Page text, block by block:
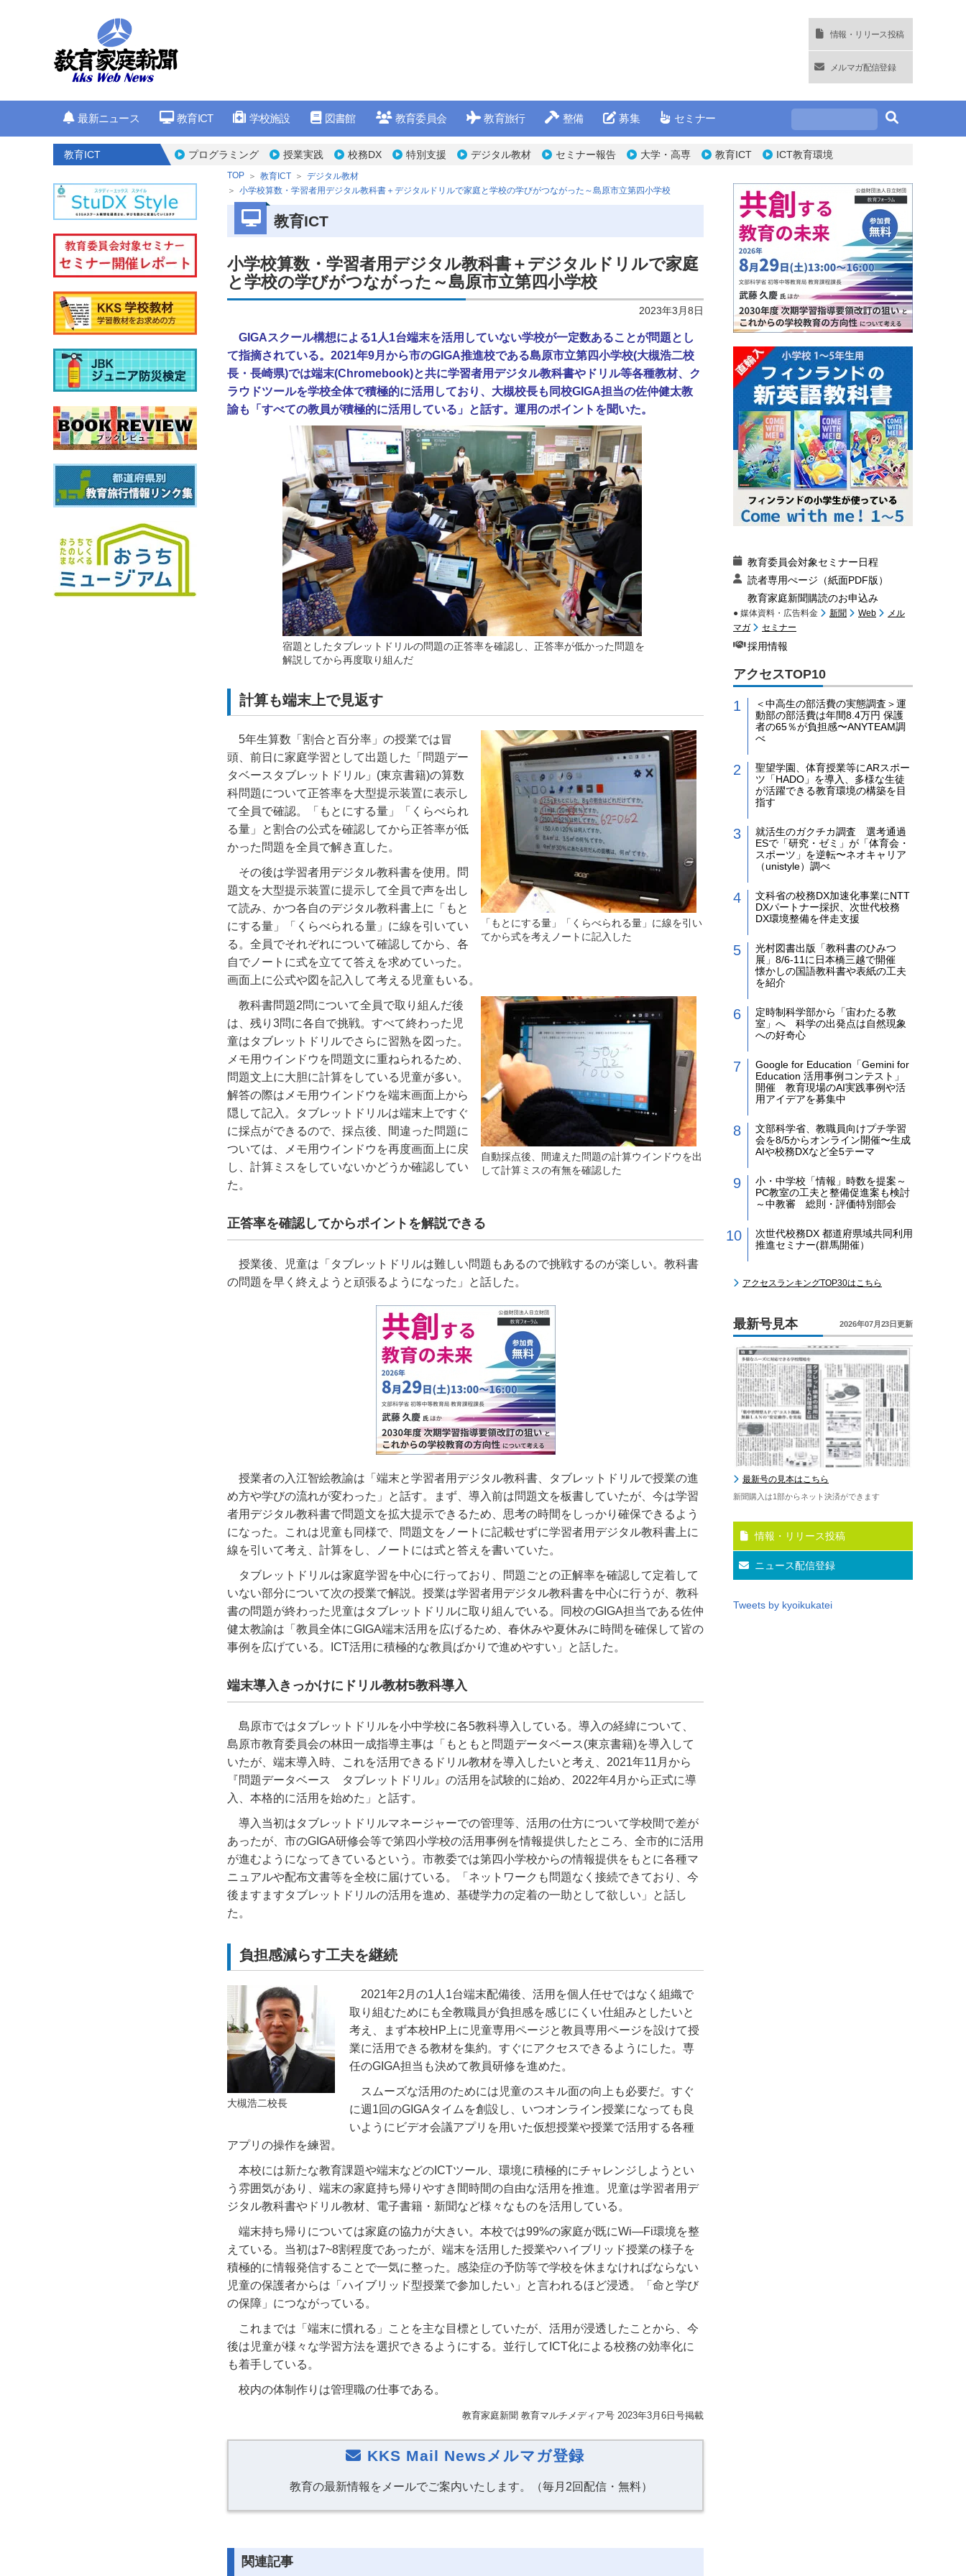
情報・リリース投稿
メルマガ配信登録
最新ニュース 教育ICT 学校施設 図書館 教育委員会 教育旅行 整備 募集 セミナー
教育ICT プログラミング 授業実践 校務DX 特別支援 デジタル教材 セミナー報告 大学・高専 教育ICT ICT教育環境
TOP 教育ICT
デジタル教材
小学校算数・学習者用デジタル教科書＋デジタルドリルで家庭と学校の学びがつながった～島原市立第四小学校
教育ICT
小学校算数・学習者用デジタル教科書＋デジタルドリルで家庭
と学校の学びがつながった～島原市立第四小学校
2023年3月8日
GIGAスクール構想による1人1台端末を活用していない学校が一定数あることが問題とし
て指摘されている。2021年9月から市のGIGA推進校である島原市立第四小学校(大槻浩二校
長・長崎県)では端末(Chromebook)と共に学習者用デジタル教科書やドリル等各種教材、ク
ラウドツールを学校全体で積極的に活用しており、大槻校長も同校GIGA担当の佐仲健太教
諭も「すべての教員が積極的に活用している」と話す。運用のポイントを聞いた。
宿題としたタブレットドリルの問題の正答率を確認し、正答率が低かった問題を
解説してから再度取り組んだ
計算も端末上で見返す
「もとにする量」「くらべられる量」に線を引い
てから式を考えノートに記入した
5年生算数「割合と百分率」の授業では冒
頭、前日に家庭学習として出題した「問題デー
タベースタブレットドリル」 (東京書籍)の算数
科問題について正答率を大型提示装置に表示し
て全員で確認。「もとにする量」「くらべられ
る量」と割合の公式を確認してから正答率が低
かった問題を全員で解き直した。
その後は学習者用デジタル教科書を使用。問
題文を大型提示装置に提示して全員で声を出し
て読み、かつ各自のデジタル教科書上に「もと
にする量」「くらべられる量」に線を引いてい
る。全員でそれぞれについて確認してから、各
自でノートに式を立てて答えを求めていった。
画面上に公式や図を記入して考える児童もいる。
自動採点後、間違えた問題の計算ウインドウを出
して計算ミスの有無を確認した
教科書問題2問について全員で取り組んだ後
は、残り 3問に各自で挑戦。すべて終わった児
童はタブレットドリルでさらに習熟を図った。
メモ用ウインドウを問題文に重ねられるため、
問題文上に大胆に計算をしている児童が多い。
解答の際はメモ用ウインドウを端末画面上から
隠して記入。タブレットドリルは端末上ですぐ
に採点ができるので、採点後、間違った問題に
ついては、メモ用ウインドウを再度画面上に戻
し、計算ミスをしていないかどうか確認してい
た。
正答率を確認してからポイントを解説できる
授業後、児童は「タブレットドリルは難しい問題もあるので挑戦するのが楽しい。教科書
の問題を早く終えようと頑張るようになった」と話した。
授業者の入江智絵教諭は「端末と学習者用デジタル教科書、タブレットドリルで授業の進
め方や学びの流れが変わった」と話す。まず、導入前は問題文を板書していたが、今は学習
者用デジタル教科書で問題文を拡大提示できるため、思考の時間をしっかり確保できるよう
になった。これは児童も同様で、問題文をノートに記載せずに学習者用デジタル教科書上に
線を引いて考え、計算をし、ノートには式と答えを書いていた。
タブレットドリルは家庭学習を中心に行っており、問題ごとの正解率を確認して定着して
いない部分について次の授業で解説。授業は学習者用デジタル教科書を中心に行うが、教科
書の問題が終わった児童はタブレットドリルに取り組んでいる。同校のGIGA担当である佐仲
健太教諭は「教員全体にGIGA端末活用を広げるため、春休みや夏休みに時間を確保して皆の
事例を広げている。
ICT活用に積極的な教員ばかりで進めやすい」と話した。
端末導入きっかけにドリル教材5教科導入
島原市ではタブレットドリルを小中学校に各5教科導入している。導入の経緯について、
島原市教育委員会の林田一成指導主事は「もともと問題データベース(東京書籍)を導入して
いたが、端末導入時、これを活用できるドリル教材を導入したいと考え、 2021年11 月から
『問題データベース タブレットドリル』の活用を試験的に始め、 2022年4月から正式に導
入、本格的に活用を始めた」と話す。
導入当初はタブレットドリルマネージャーでの管理等、活用の仕方について学校間で差が
あったが、市のGIGA研修会等で第四小学校の活用事例を情報提供したところ、全市的に活用
が進むようになってきているという。市教委では第四小学校からの情報提供をもとに各種マ
ニュアルや配布文書等を全校に届けている。「ネットワークも問題なく接続できており、今
後ますますタブレットドリルの活用を進め、基礎学力の定着の一助として欲しい」と話し
た。
負担感減らす工夫を継続
大槻浩二校長
2021年2 月の1 人 1台端末配備後、活用を個人任せではなく組織で
取り組むためにも全教職員が負担感を感じにくい仕組みとしたいと
考え、まず本校HP 上に児童専用ページと教員専用ページを設けて授
業に活用できる教材を集約。すぐにアクセスできるようにした。専
任のGIGA担当も決めて教員研修を進めた。
スムーズな活用のためには児童のスキル面の向上も必要だ。すぐ
に週 1回のGIGAタイムを創設し、いつオンライン授業になっても良
いようにビデオ会議アプリを用いた仮想授業や授業で活用する各種
アプリの操作を練習。
本校には新たな教育課題や端末などの ICTツール、環境に積極的にチャレンジしようとい
う雰囲気があり、端末の家庭持ち帰りやすき間時間の自由な活用を推進。児童は学習者用デ
ジタル教科書やドリル教材、電子書籍・新聞など様々なものを活用している。
端末持ち帰りについては家庭の協力が大きい。本校では99%の家庭が既にWi―Fi環境を整
えている。当初は7~8割程度であったが、端末を活用した授業やハイブリッド授業の様子を
積極的に情報発信することで一気に整った。感染症の予防等で学校を休まなければならない
児童の保護者からは「ハイブリッド型授業で参加したい」と言われるほど浸透。「命と学び
の保障」につながっている。
これまでは「端末に慣れる」ことを主な目標としていたが、活用が浸透したことから、今
後は児童が様々な学習方法を選択できるようにする。並行して ICT化による校務の効率化に
も着手している。
校内の体制作りは管理職の仕事である。
教育家庭新聞 教育マルチメディア号 2023年3月6日号掲載
KKS Mail Newsメルマガ登録
教育の最新情報をメールでご案内いたします。（毎月2回配信・無料）
関連記事
教育委員会対象セミナー日程
読者専用ぺージ（紙面PDF版）
教育家庭新聞購読のお申込み
● 媒体資料・広告料金 新聞 Web
メル
マガ
セミナー
採用情報
アクセスTOP10
＜中高生の部活費の実態調査＞運
動部の部活費は年間8.4万円 保護
者の65％が負担感〜ANYTEAM調
べ
聖望学園、体育授業等にARスポー
ツ「HADO」を導入、多様な生徒
が活躍できる教育環境の構築を目
指す
就活生のガクチカ調査 選考通過
ESで「研究・ゼミ」が「体育会・
スポーツ」を逆転〜ネオキャリア
（unistyle）調べ
文科省の校務DX加速化事業にNTT
DXパートナー採択、次世代校務
DX環境整備を伴走支援
光村図書出版「教科書のひみつ
展」8/6-11に日本橋三越で開催
懐かしの国語教科書や表紙の工夫
を紹介
定時制科学部から「宙わたる教
室」へ 科学の出発点は自然現象
への好奇心
Google for Education「Gemini for
Education 活用事例コンテスト」
開催 教育現場のAI実践事例や活
用アイデアを募集中
文部科学省、教職員向けプチ学習
会を8/5からオンライン開催〜生成
AIや校務DXなど全5テーマ
小・中学校「情報」時数を提案～
PC教室の工夫と整備促進案も検討
～中教審 総則・評価特別部会
次世代校務DX 都道府県域共同利用
推進セミナー(群馬開催）
アクセスランキングTOP30はこちら
最新号見本 2026年07月23日更新
最新号の見本はこちら
新聞購入は1部からネット決済ができます
情報・リリース投稿
ニュース配信登録
Tweets by kyoikukatei